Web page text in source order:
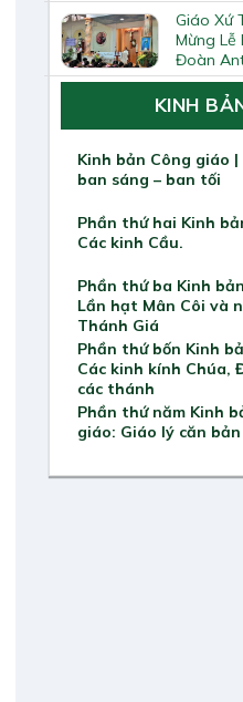
Giáo Xứ
Mừng Lễ
Đoàn
Tiến
Năm Học
KINH
Kinh bản Công giáo
ban sáng – ban tối
Phần thứ hai Kinh
Các kinh Cầu.
Phần thứ ba Kinh
Lần hạt Mân Côi và
Thánh Giá
Phần thứ bốn Kinh
Các kinh kính Chúa,
các thánh
Phần thứ năm Kinh
giáo: Giáo lý căn bản